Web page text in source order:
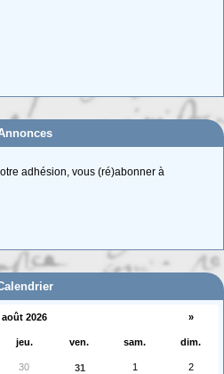
adhésion, vous (ré)abonner à
de situer facilement une commune
août 2026 »
jeu. ven. sam. dim.
30 31 1 2